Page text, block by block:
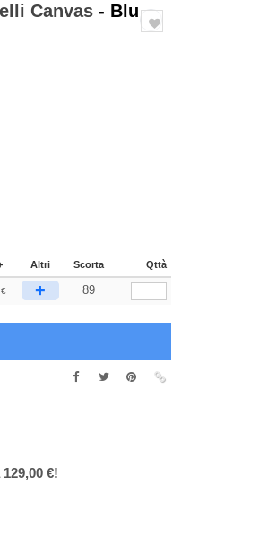
Canvas - Blu
Altri Scorta Qttà
€ + 89
€!